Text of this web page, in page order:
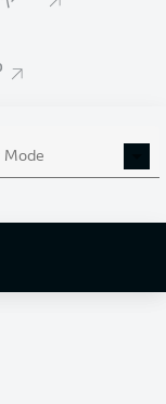
Mode